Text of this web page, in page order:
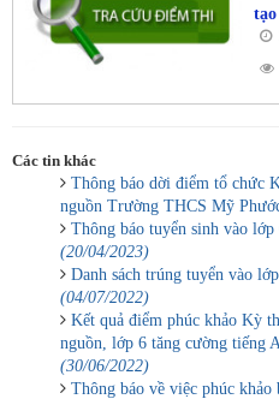
Các tin khác
Thông báo dời điểm tổ chức
nguồn Trường THCS Mỹ
Thông báo tuyển sinh vào
(20/04/2023)
Danh sách trúng tuyển vào
(04/07/2022)
Kết quả điểm phúc khảo Kỳ
nguồn, lớp 6 tăng cường tiếng
(30/06/2022)
Thông báo về việc phúc